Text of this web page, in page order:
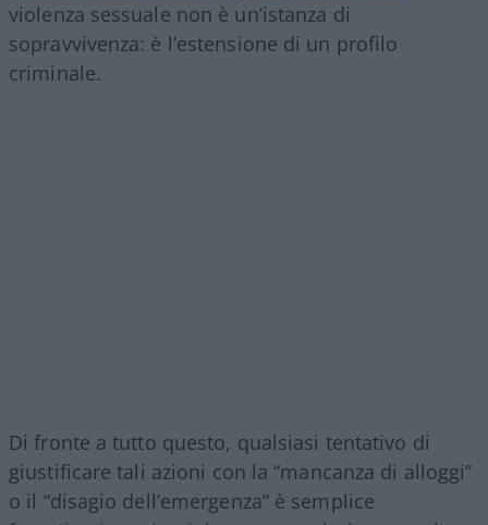
violenza sessuale non è un’istanza di
sopravvivenza: è l’estensione di un profilo
criminale.
Di fronte a tutto questo, qualsiasi tentativo di
giustificare tali azioni con la “mancanza di alloggi”
o il “disagio dell’emergenza” è semplice